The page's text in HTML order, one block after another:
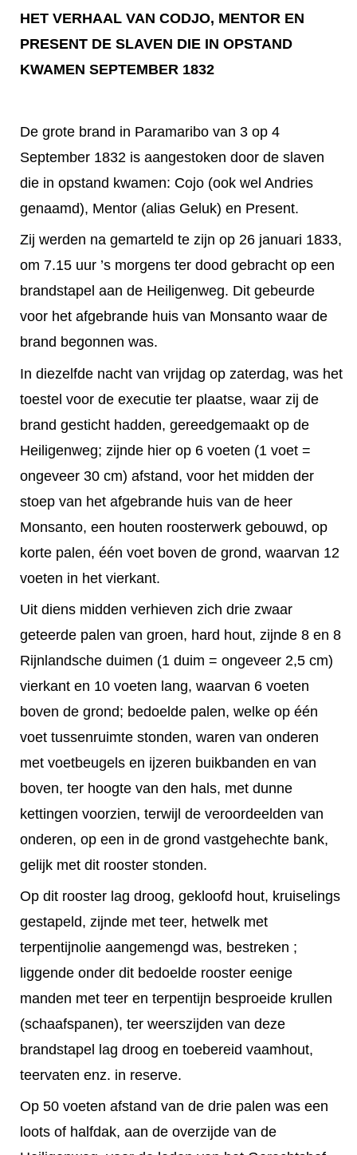
HET VERHAAL VAN CODJO, MENTOR EN
PRESENT DE SLAVEN DIE IN OPSTAND
KWAMEN SEPTEMBER 1832
De grote brand in Paramaribo van 3 op 4
September 1832 is aangestoken door de slaven
die in opstand kwamen: Cojo (ook wel Andries
genaamd), Mentor (alias Geluk) en Present.
Zij werden na gemarteld te zijn op 26 januari 1833,
om 7.15 uur ’s morgens ter dood gebracht op een
brandstapel aan de Heiligenweg. Dit gebeurde
voor het afgebrande huis van Monsanto waar de
brand begonnen was.
In diezelfde nacht van vrijdag op zaterdag, was het
toestel voor de executie ter plaatse, waar zij de
brand gesticht hadden, gereedgemaakt op de
Heiligenweg; zijnde hier op 6 voeten (1 voet =
ongeveer 30 cm) afstand, voor het midden der
stoep van het afgebrande huis van de heer
Monsanto, een houten roosterwerk gebouwd, op
korte palen, één voet boven de grond, waarvan 12
voeten in het vierkant.
Uit diens midden verhieven zich drie zwaar
geteerde palen van groen, hard hout, zijnde 8 en 8
Rijnlandsche duimen (1 duim = ongeveer 2,5 cm)
vierkant en 10 voeten lang, waarvan 6 voeten
boven de grond; bedoelde palen, welke op één
voet tussenruimte stonden, waren van onderen
met voetbeugels en ijzeren buikbanden en van
boven, ter hoogte van den hals, met dunne
kettingen voorzien, terwijl de veroordeelden van
onderen, op een in de grond vastgehechte bank,
gelijk met dit rooster stonden.
Op dit rooster lag droog, gekloofd hout, kruiselings
gestapeld, zijnde met teer, hetwelk met
terpentijnolie aangemengd was, bestreken ;
liggende onder dit bedoelde rooster eenige
manden met teer en terpentijn besproeide krullen
(schaafspanen), ter weerszijden van deze
brandstapel lag droog en toebereid vaamhout,
teervaten enz. in reserve.
Op 50 voeten afstand van de drie palen was een
loots of halfdak, aan de overzijde van de